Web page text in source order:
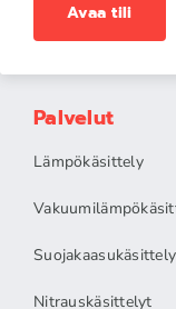
Avaa tili
Palvelut
Lämpökäsittely
Nitrauskäsittelyt